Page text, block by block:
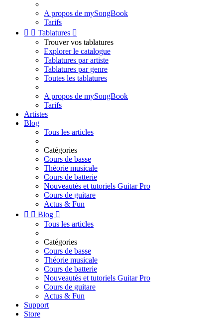
A propos de mySongBook
Tarifs
  Tablatures 
Trouver vos tablatures
Explorer le catalogue
Tablatures par artiste
Tablatures par genre
Toutes les tablatures
A propos de mySongBook
Tarifs
Artistes
Blog
Tous les articles
Catégories
Cours de basse
Théorie musicale
Cours de batterie
Nouveautés et tutoriels Guitar Pro
Cours de guitare
Actus & Fun
  Blog 
Tous les articles
Catégories
Cours de basse
Théorie musicale
Cours de batterie
Nouveautés et tutoriels Guitar Pro
Cours de guitare
Actus & Fun
Support
Store